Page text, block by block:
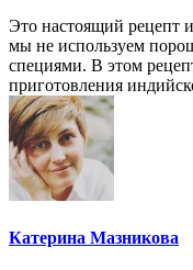
Это настоящий рецепт
мы не используем
специями. В этом
приготовления
Катерина Мазникова